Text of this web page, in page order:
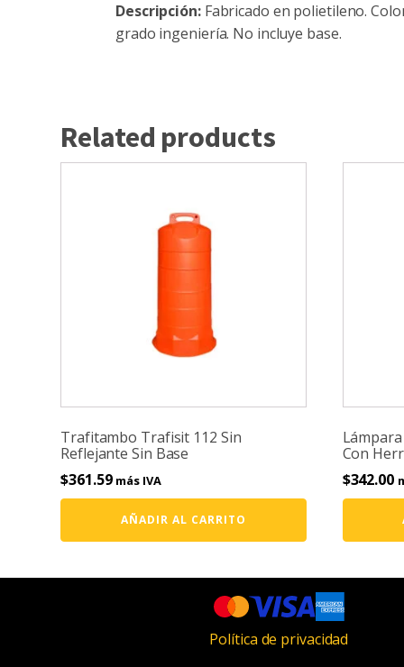
Descripción:Fabricado en polietileno.
grado ingeniería. No incluye base.
Related products
Trafitambo Trafisit 112 Sin
Reflejante Sin Base
$361.59 más IVA
AÑADIR AL CARRITO
Con
$342.00
Política de privacidad